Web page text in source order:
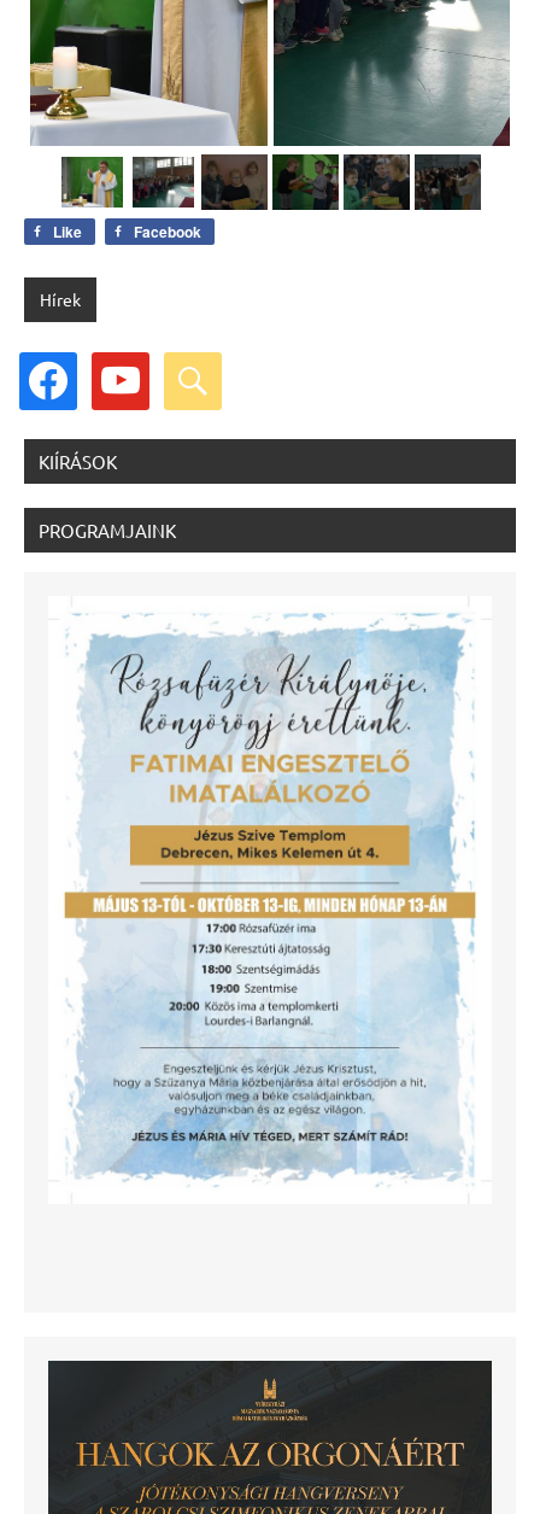
Like Facebook
Hírek
facebook youtube search
KIÍRÁSOK
PROGRAMJAINK